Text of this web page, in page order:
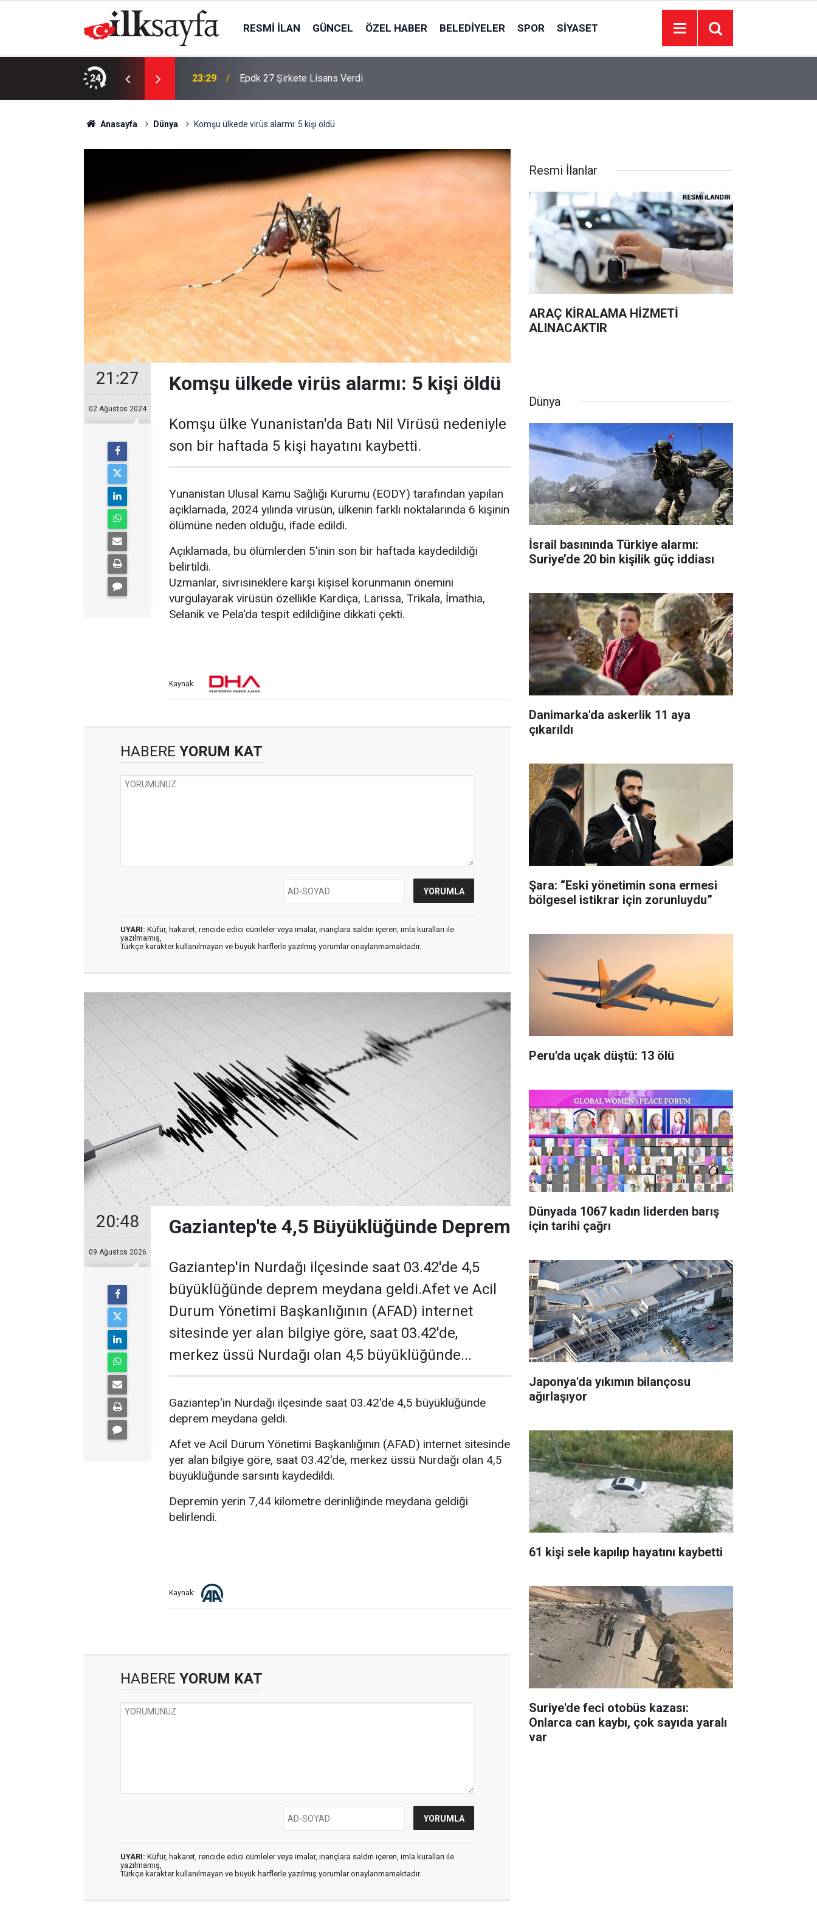
RESMI İLAN GÜNCEL ÖZEL HABER BELEDIYELER SPOR SIYASET
24 23:29 Epdk 27 Şirkete Lisans Verdi
Anasayfa Dünya Komşu ülkede virüs alarmı: 5 kişi öldü
21:27
02 Ağustos 2024
Komşu ülkede virüs alarmı: 5 kişi öldü
Komşu ülke Yunanistan'da Batı Nil Virüsü nedeniyle
son bir haftada 5 kişi hayatını kaybetti.
Yunanistan Ulusal Kamu Sağlığı Kurumu (EODY) tarafından yapılan
açıklamada, 2024 yılında virüsün, ülkenin farklı noktalarında 6 kişinin
ölümüne neden olduğu, ifade edildi.
Açıklamada, bu ölümlerden 5'inin son bir haftada kaydedildiği
belirtildi.
Uzmanlar, sivrisineklere karşı kişisel korunmanın önemini
vurgulayarak virüsün özellikle Kardiça, Larissa, Trikala, İmathia,
Selanik ve Pela'da tespit edildiğine dikkati çekti.
Kaynak:
HABERE YORUM KAT
UYARI: Küfür, hakaret, rencide edici cümleler veya imalar, inançlara saldırı içeren, imla kuralları ile
yazılmamış,
Türkçe karakter kullanılmayan ve büyük harflerle yazılmış yorumlar onaylanmamaktadır.
20:48
09 Ağustos 2026
Gaziantep'te 4,5 Büyüklüğünde Deprem
Gaziantep'in Nurdağı ilçesinde saat 03.42'de 4,5
büyüklüğünde deprem meydana geldi.Afet ve Acil
Durum Yönetimi Başkanlığının (AFAD) internet
sitesinde yer alan bilgiye göre, saat 03.42'de,
merkez üssü Nurdağı olan 4,5 büyüklüğünde...
Gaziantep'in Nurdağı ilçesinde saat 03.42'de 4,5 büyüklüğünde
deprem meydana geldi.
Afet ve Acil Durum Yönetimi Başkanlığının (AFAD) internet sitesinde
yer alan bilgiye göre, saat 03.42'de, merkez üssü Nurdağı olan 4,5
büyüklüğünde sarsıntı kaydedildi.
Depremin yerin 7,44 kilometre derinliğinde meydana geldiği
belirlendi.
Kaynak:
HABERE YORUM KAT
UYARI: Küfür, hakaret, rencide edici cümleler veya imalar, inançlara saldırı içeren, imla kuralları ile
yazılmamış,
Türkçe karakter kullanılmayan ve büyük harflerle yazılmış yorumlar onaylanmamaktadır.
Resmi İlanlar
ARAÇ KİRALAMA HİZMETİ
ALINACAKTIR
Dünya
İsrail basınında Türkiye alarmı:
Suriye’de 20 bin kişilik güç iddiası
Danimarka'da askerlik 11 aya
çıkarıldı
Şara: “Eski yönetimin sona ermesi
bölgesel istikrar için zorunluydu”
Peru'da uçak düştü: 13 ölü
Dünyada 1067 kadın liderden barış
için tarihi çağrı
Japonya'da yıkımın bilançosu
ağırlaşıyor
61 kişi sele kapılıp hayatını kaybetti
Suriye'de feci otobüs kazası:
Onlarca can kaybı, çok sayıda yaralı
var